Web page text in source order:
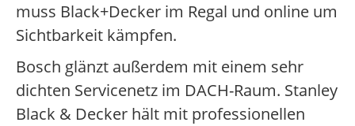
muss Black+Decker im Regal und online um
Sichtbarkeit kämpfen.
Bosch glänzt außerdem mit einem sehr
dichten Servicenetz im DACH-Raum. Stanley
Black & Decker hält mit professionellen